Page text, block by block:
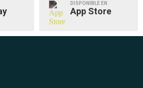
DISPONIBLE EN
App Store